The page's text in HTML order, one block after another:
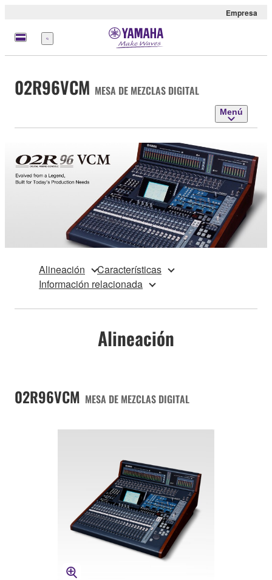
Empresa
Menú
02R96VCM MESA DE MEZCLAS DIGITAL
Menú
Alineación
Características
Información relacionada
Alineación
02R96VCM MESA DE MEZCLAS DIGITAL